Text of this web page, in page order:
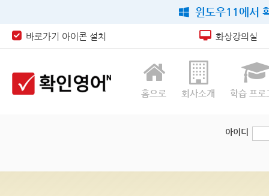
윈도우11에서
바로가기 아이콘 설치 화상강의실
홈으로 회사소개 학습 프로
아이디